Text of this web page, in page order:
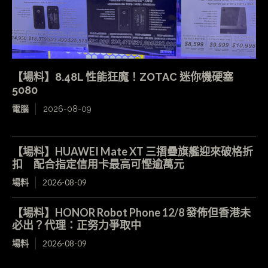
【場料】8.48L 性能狂魔！ZOTAC 迷你機硬塞
5080
電腦 2026-08-09
【場料】HUAWEI Mate XT 三摺疊旗艦迎來破格折
扣 配合指定信用卡最高可慳逾萬元
場料 2026-08-09
【場料】HONOR Robot Phone 12/8 發佈但香港未
必出？代理：正努力爭取中
場料 2026-08-09